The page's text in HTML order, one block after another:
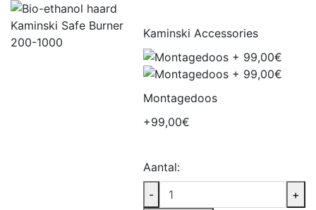
Kaminski Accessories
Montagedoos
+99,00€
Aantal:
-
+